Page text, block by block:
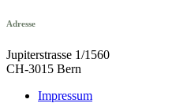
Adresse
Jupiterstrasse 1/1560
CH-3015 Bern
Impressum